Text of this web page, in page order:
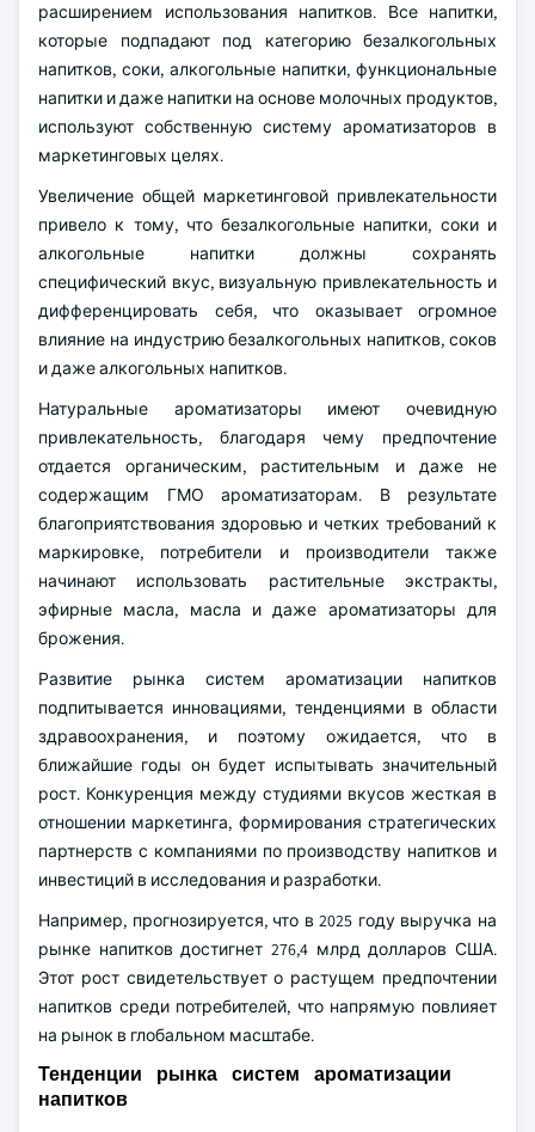
расширением использования напитков. Все напитки,
которые подпадают под категорию безалкогольных
напитков, соки, алкогольные напитки, функциональные
напитки и даже напитки на основе молочных продуктов,
используют собственную систему ароматизаторов в
маркетинговых целях.
Увеличение общей маркетинговой привлекательности
привело к тому, что безалкогольные напитки, соки и
алкогольные напитки должны сохранять
специфический вкус, визуальную привлекательность и
дифференцировать себя, что оказывает огромное
влияние на индустрию безалкогольных напитков, соков
и даже алкогольных напитков.
Натуральные ароматизаторы имеют очевидную
привлекательность, благодаря чему предпочтение
отдается органическим, растительным и даже не
содержащим ГМО ароматизаторам. В результате
благоприятствования здоровью и четких требований к
маркировке, потребители и производители также
начинают использовать растительные экстракты,
эфирные масла, масла и даже ароматизаторы для
брожения.
Развитие рынка систем ароматизации напитков
подпитывается инновациями, тенденциями в области
здравоохранения, и поэтому ожидается, что в
ближайшие годы он будет испытывать значительный
рост. Конкуренция между студиями вкусов жесткая в
отношении маркетинга, формирования стратегических
партнерств с компаниями по производству напитков и
инвестиций в исследования и разработки.
Например, прогнозируется, что в 2025 году выручка на
рынке напитков достигнет 276,4 млрд долларов США.
Этот рост свидетельствует о растущем предпочтении
напитков среди потребителей, что напрямую повлияет
на рынок в глобальном масштабе.
Тенденции рынка систем ароматизации
напитков